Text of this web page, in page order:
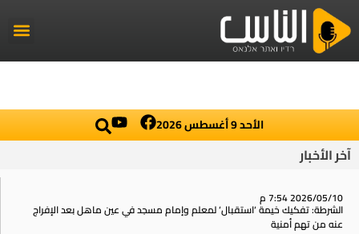
الأحد 9 أغسطس 2026
آخر الأخبار
2026/05/10 7:54 م
الشرطة: تفكيك خيمة ‘استقبال‘ لمعلم وإمام مسجد في عين ماهل بعد الإفراج
عنه من تهم أمنية